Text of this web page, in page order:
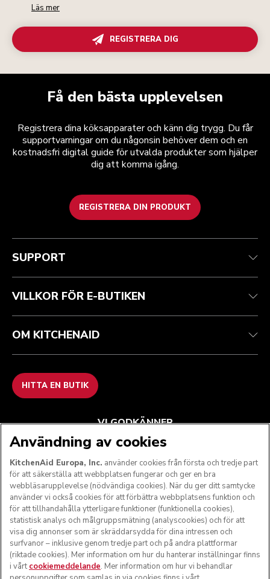
Läs mer
REGISTRERA DIG
Få den bästa upplevelsen
Registrera dina köksapparater och känn dig trygg. Du får
supportvarningar om du någonsin behöver dem och en
kostnadsfri digital guide för utvalda produkter som hjälper
dig att komma igång.
REGISTRERA DIN PRODUKT
Health Check
Spåra din beställning
Garanti och dokument
Vanliga frågor
Regler och villkor
Returer och återbetalningar
Imprint
ODR
Varumärket
Hitta en butik
SUPPORT
VILLKOR FÖR E-BUTIKEN
OM KITCHENAID
HITTA EN BUTIK
VI GODKÄNNER
FÖLJ OSS
Användning av cookies
KitchenAid Europa, Inc. använder cookies från första och tredje part
för att säkerställa att webbplatsen fungerar och ger en bra
webbläsarupplevelse (nödvändiga cookies). När du ger ditt samtycke
använder vi också cookies för att förbättra webbplatsens funktion och
för att tillhandahålla ytterligare funktioner (funktionella cookies),
statistisk analys och målgruppsmätning (analyscookies) och för att
visa dig annonser som är skräddarsydda för dina intressen och
surfvanor – inklusive genom tredje part och på andra plattformar
(riktade cookies). Mer information om hur du hanterar inställningar finns
i vårt cookiemeddelande. Mer information om hur vi behandlar